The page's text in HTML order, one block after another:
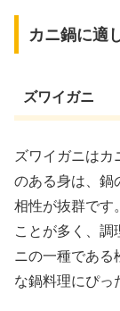
カニ鍋に適
ズワイガニ
ズワイガニはカ
のある身は、鍋
相性が抜群です
ことが多く、調
ニの一種である
な鍋料理にぴっ